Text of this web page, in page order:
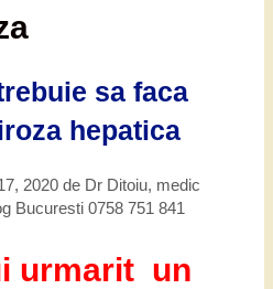
sa faca
hepatica
2020 de Dr Ditoiu, medic
Bucuresti 0758 751 841
urmarit un